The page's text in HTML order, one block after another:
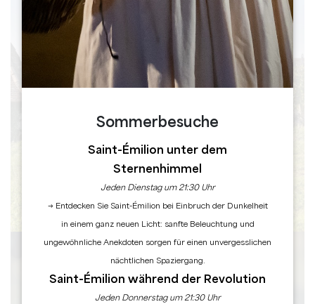
Sommerbesuche
Saint-Émilion unter dem
Sternenhimmel
Jeden Dienstag um 21:30 Uhr
→ Entdecken Sie Saint-Émilion bei Einbruch der Dunkelheit
in einem ganz neuen Licht: sanfte Beleuchtung und
ungewöhnliche Anekdoten sorgen für einen unvergesslichen
nächtlichen Spaziergang.
Saint-Émilion während der Revolution
Jeden Donnerstag um 21:30 Uhr